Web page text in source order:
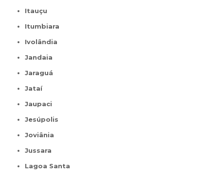
Itauçu
Itumbiara
Ivolândia
Jandaia
Jaraguá
Jataí
Jaupaci
Jesúpolis
Joviânia
Jussara
Lagoa Santa